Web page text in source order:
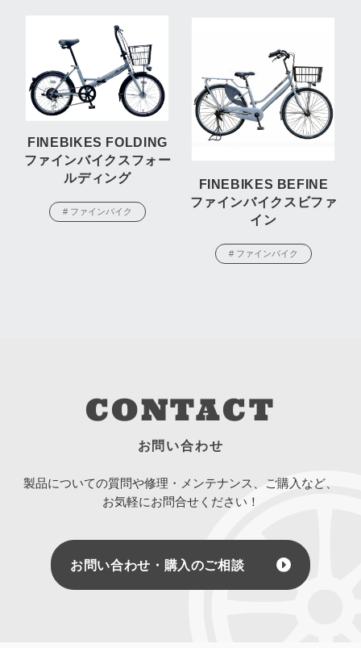
FINEBIKES FOLDING
ファインバイクスフォー
ルディング
# ファインバイク
FINEBIKES BEFINE
ファインバイクスビファ
イン
# ファインバイク
CONTACT
お問い合わせ
製品についての質問や修理・メンテナンス、ご購入など、
お気軽にお問合せください！
お問い合わせ・購入のご相談